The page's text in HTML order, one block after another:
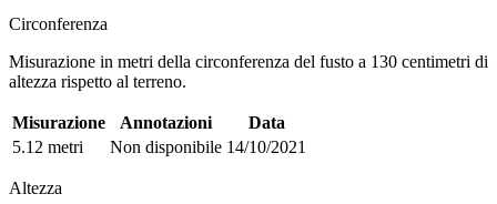
Circonferenza
Misurazione in metri della circonferenza del fusto a 130 centimetri di
altezza rispetto al terreno.
Misurazione Annotazioni
Data
5.12 metri
Non disponibile 14/10/2021
Altezza